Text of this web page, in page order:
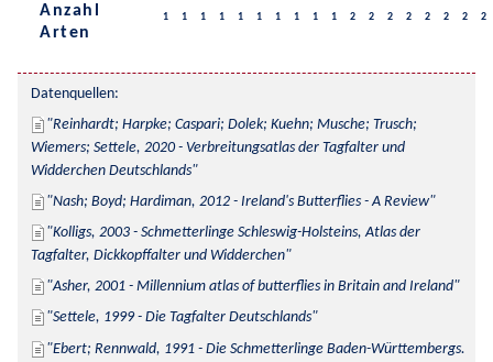
Anzahl
Arten
1 1 1 1 1 1 1 1 1 1 2 2 2 2 2 2 2 2
Datenquellen:
Reinhardt; Harpke; Caspari; Dolek; Kuehn; Musche; Trusch;
Wiemers; Settele, 2020 - Verbreitungsatlas der Tagfalter und
Widderchen Deutschlands
Nash; Boyd; Hardiman, 2012 - Ireland's Butterflies - A Review
Kolligs, 2003 - Schmetterlinge Schleswig-Holsteins, Atlas der
Tagfalter, Dickkopffalter und Widderchen
Asher, 2001 - Millennium atlas of butterflies in Britain and Ireland
Settele, 1999 - Die Tagfalter Deutschlands
Ebert; Rennwald, 1991 - Die Schmetterlinge Baden-Württembergs.